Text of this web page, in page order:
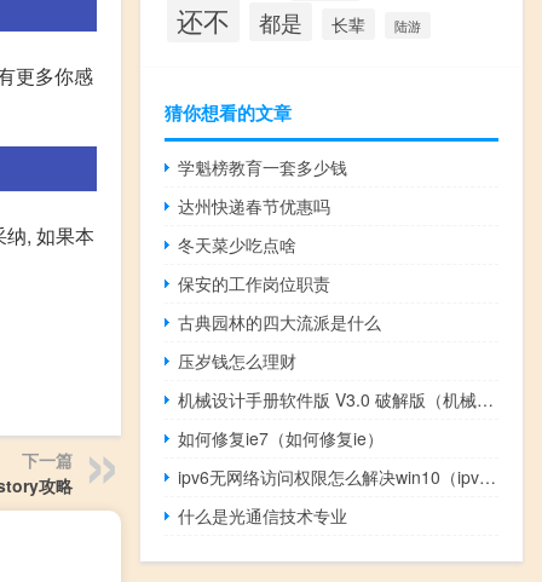
更多你感
, 如果本
下一篇
攻略
还不 都是 长辈 陆游
猜你想看的文章
学魁榜教育一套多少钱
达州快递春节优惠吗
冬天菜少吃点啥
保安的工作岗位职责
古典园林的四大流派是什么
压岁钱怎么理财
机械设计手册软件版 V3.0 破解版（机械设计手册软件版 V3.0 破解版功能简介）
如何修复ie7（如何修复ie）
ipv6无网络访问权限怎么解决win10（ipv6无网络访问权限）
什么是光通信技术专业